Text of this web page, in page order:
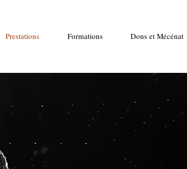
Prestations Formations Dons et Mécénat